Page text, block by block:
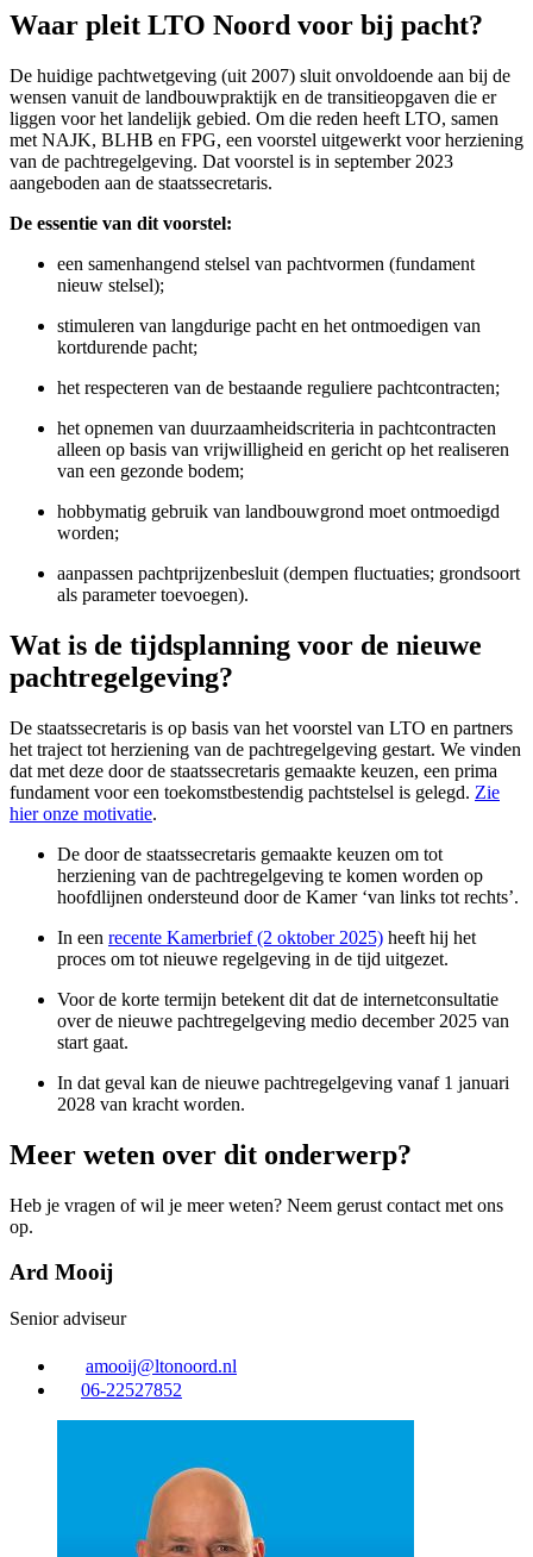
Waar pleit LTO Noord voor bij pacht?
De huidige pachtwetgeving (uit 2007) sluit onvoldoende aan bij de
wensen vanuit de landbouwpraktijk en de transitieopgaven die er
liggen voor het landelijk gebied. Om die reden heeft LTO, samen
met NAJK, BLHB en FPG, een voorstel uitgewerkt voor herziening
van de pachtregelgeving. Dat voorstel is in september 2023
aangeboden aan de staatssecretaris.
De essentie van dit voorstel:
een samenhangend stelsel van pachtvormen (fundament
nieuw stelsel);
stimuleren van langdurige pacht en het ontmoedigen van
kortdurende pacht;
het respecteren van de bestaande reguliere pachtcontracten;
het opnemen van duurzaamheidscriteria in pachtcontracten
alleen op basis van vrijwilligheid en gericht op het realiseren
van een gezonde bodem;
hobbymatig gebruik van landbouwgrond moet ontmoedigd
worden;
aanpassen pachtprijzenbesluit (dempen fluctuaties; grondsoort
als parameter toevoegen).
Wat is de tijdsplanning voor de nieuwe
pachtregelgeving?
De staatssecretaris is op basis van het voorstel van LTO en partners
het traject tot herziening van de pachtregelgeving gestart. We vinden
dat met deze door de staatssecretaris gemaakte keuzen, een prima
fundament voor een toekomstbestendig pachtstelsel is gelegd. Zie
hier onze motivatie.
De door de staatssecretaris gemaakte keuzen om tot
herziening van de pachtregelgeving te komen worden op
hoofdlijnen ondersteund door de Kamer ‘van links tot rechts’.
In een recente Kamerbrief (2 oktober 2025) heeft hij het
proces om tot nieuwe regelgeving in de tijd uitgezet.
Voor de korte termijn betekent dit dat de internetconsultatie
over de nieuwe pachtregelgeving medio december 2025 van
start gaat.
In dat geval kan de nieuwe pachtregelgeving vanaf 1 januari
2028 van kracht worden.
Meer weten over dit onderwerp?
Heb je vragen of wil je meer weten? Neem gerust contact met ons
op.
Ard Mooij
Senior adviseur
amooij@ltonoord.nl
06-22527852